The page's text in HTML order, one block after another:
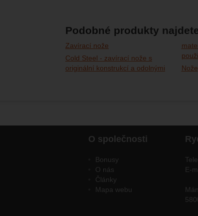
Podobné produkty
Zavírací nože
Cold Steel - zavírací nože s
originální konstrukcí a odolnými
Nože
O společnosti
Bonusy
O nás
Články
Mapa webu
E-